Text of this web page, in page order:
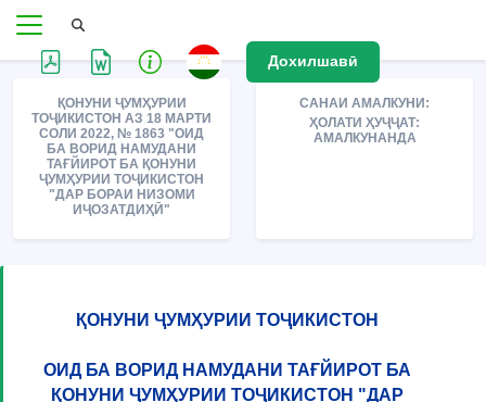
Дохилшавӣ
ҚОНУНИ ҶУМҲУРИИ
ТОҶИКИСТОН АЗ 18 МАРТИ
СОЛИ 2022, № 1863 "ОИД
БА ВОРИД НАМУДАНИ
ТАҒЙИРОТ БА ҚОНУНИ
ҶУМҲУРИИ ТОҶИКИСТОН
"ДАР БОРАИ НИЗОМИ
ИҶОЗАТДИҲӢ"
САНАИ АМАЛКУНИ:
ҲОЛАТИ ҲУҶҶАТ:
АМАЛКУНАНДА
ҚОНУНИ ҶУМҲУРИИ ТОҶИКИСТОН
ОИД БА ВОРИД НАМУДАНИ ТАҒЙИРОТ БА
ҚОНУНИ ҶУМҲУРИИ ТОҶИКИСТОН "ДАР